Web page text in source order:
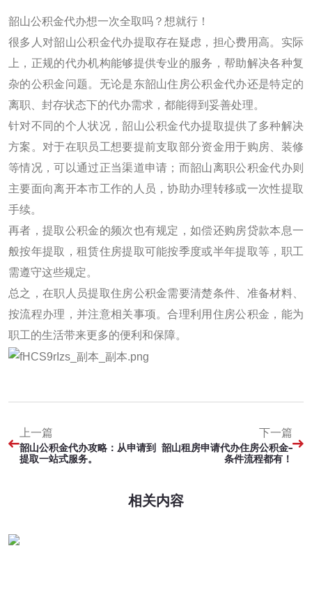
韶山公积金代办想一次全取吗？想就行！
很多人对韶山公积金代办提取存在疑虑，担心费用高。实际
上，正规的代办机构能够提供专业的服务，帮助解决各种复
杂的公积金问题。无论是东韶山住房公积金代办还是特定的
离职、封存状态下的代办需求，都能得到妥善处理。
针对不同的个人状况，韶山公积金代办提取提供了多种解决
方案。对于在职员工想要提前支取部分资金用于购房、装修
等情况，可以通过正当渠道申请；而韶山离职公积金代办则
主要面向离开本市工作的人员，协助办理转移或一次性提取
手续。
再者，提取公积金的频次也有规定，如偿还购房贷款本息一
般按年提取，租赁住房提取可能按季度或半年提取等，职工
需遵守这些规定。
总之，在职人员提取住房公积金需要清楚条件、准备材料、
按流程办理，并注意相关事项。合理利用住房公积金，能为
职工的生活带来更多的便利和保障。
上一篇
韶山公积金代办攻略：从申请到
提取一站式服务。
下一篇
韶山租房申请代办住房公积金-
条件流程都有！
相关内容